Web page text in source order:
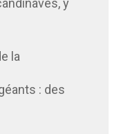
y
la
: des